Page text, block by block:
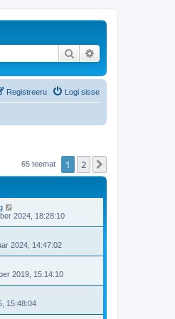
Otsi
Logi sisse
Registreeru
65 teemat 1 2
2024, 18:28:10
2024, 14:47:02
2019, 15:14:10
15:48:04